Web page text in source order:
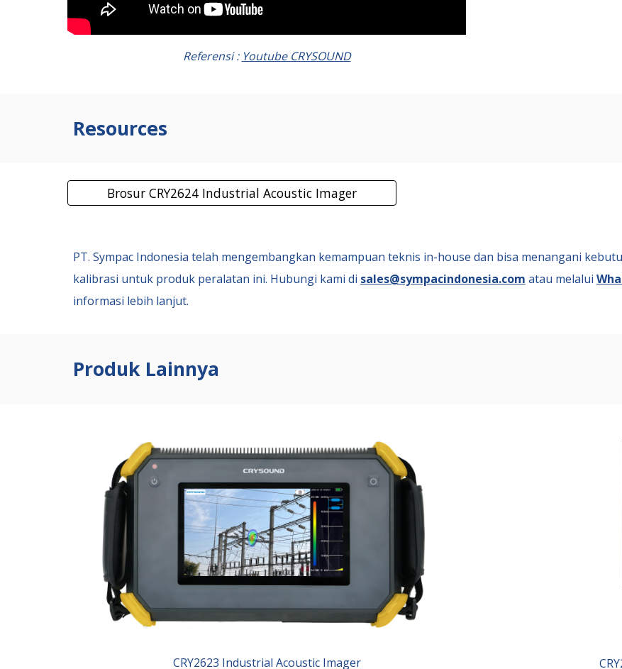
Referensi : Youtube CRYSOUND
Resources
Brosur CRY2624 Industrial Acoustic Imager
PT. Sympac Indonesia telah mengembangkan kemampuan teknis in-house dan bisa menangani
kalibrasi untuk produk peralatan ini. Hubungi kami di sales@sympacindonesia.com atau melalui
informasi lebih lanjut.
Produk Lainnya
CRY2623 Industrial Acoustic Imager